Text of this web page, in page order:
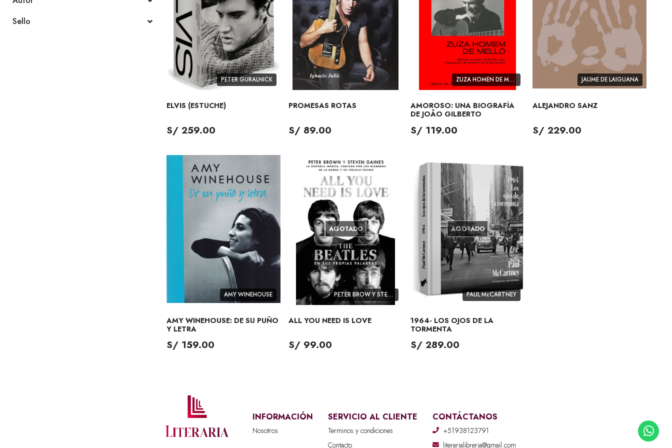
Sello
PETER GURALNICK
ELVIS (ESTUCHE)
S/ 259.00
PROMESAS ROTAS
S/ 89.00
ZUZA HOMEN DE MELLO
AMOROSO: UNA BIOGRAFÍA
DE JOÃO GILBERTO
S/ 119.00
JAUME DE LAIGUANA
ALEJANDRO SANZ
S/ 229.00
AMY WINEHOUSE
AMY WINEHOUSE: DE SU PUÑO
Y LETRA
S/ 159.00
AGOTADO
PETER BROW Y STEVEN GAINES
ALL YOU NEED IS LOVE
S/ 99.00
AGOTADO
PAUL McCARTNEY
1964- LOS OJOS DE LA
TORMENTA
S/ 289.00
INFORMACIÓN
Nosotros
SERVICIO AL CLIENTE
Terminos y condiciones
Contacto
CONTÁCTANOS
+51938123791
literarialibreria@gmail.com